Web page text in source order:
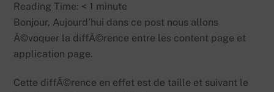
Reading Time: < 1 minute
Bonjour, Aujourd’hui dans ce post nous allons
Ã©voquer la diffÃ©rence entre les content page et
application page.
Cette diffÃ©rence en effet est de taille et suivant le